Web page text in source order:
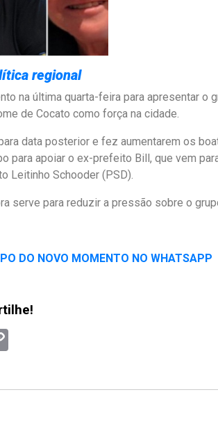
regional
na última quarta-feira para apresentar o
de Cocato como força na cidade.
data posterior e fez aumentarem os
para apoiar o ex-prefeito Bill, que vem
Leitinho Schooder (PSD).
serve para reduzir a pressão sobre o
DO NOVO MOMENTO NO WHATSAPP